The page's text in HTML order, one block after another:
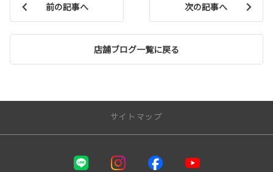
前の記事へ
店舗ブログ一覧に戻る
次の記事へ
サイトマップ